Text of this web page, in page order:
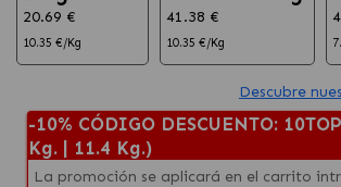
20.69 €
10.35 €/Kg
41.38 €
10.35 €/Kg
Descubre
-10% CÓDIGO DESCUENTO:
Kg. | 11.4 Kg.)
La promoción se aplicará en el carrito